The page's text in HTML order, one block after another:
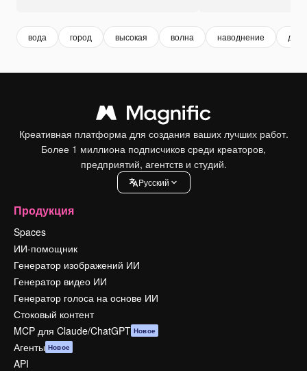
вода город высокая волна наводнение дома
Креативная платформа для создания ваших лучших работ.
Более 1 миллиона подписчиков среди креаторов,
предприятий, агентств и студий.
Pусский
Продукция
Spaces
ИИ-помощник
Генератор изображений ИИ
Генератор видео ИИ
Генератор голоса на основе ИИ
Стоковый контент
MCP для Claude/ChatGPT Новое
Агенты Новое
API